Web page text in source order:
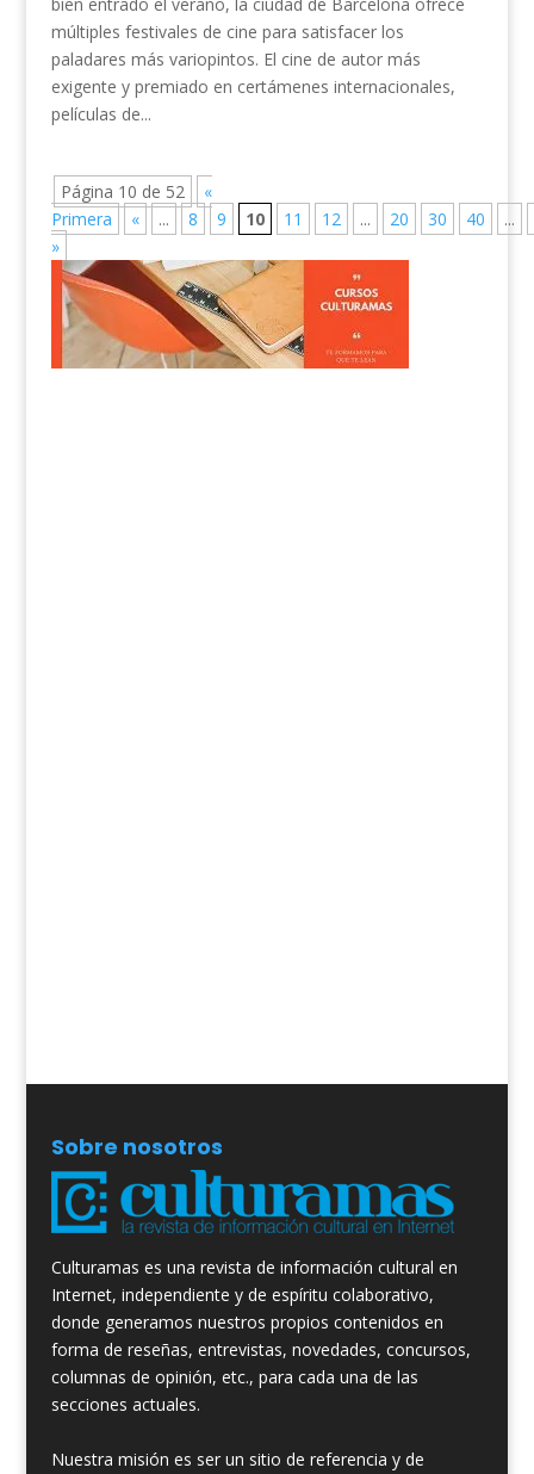
bien entrado el verano, la ciudad de Barcelona ofrece
múltiples festivales de cine para satisfacer los
paladares más variopintos. El cine de autor más
exigente y premiado en certámenes internacionales,
películas de...
Página 10 de 52
«
Primera
« ... 8 9 10 11 12 ... 20 30 40 ...
»
Sobre nosotros
Culturamas es una revista de información cultural en
Internet, independiente y de espíritu colaborativo,
donde generamos nuestros propios contenidos en
forma de reseñas, entrevistas, novedades, concursos,
columnas de opinión, etc., para cada una de las
secciones actuales.
Nuestra misión es ser un sitio de referencia y de